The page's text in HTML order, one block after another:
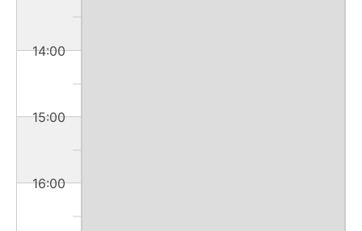
14:00
15:00
16:00